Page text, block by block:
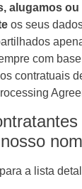
alugamos
os seus
com
contratuais
a lista